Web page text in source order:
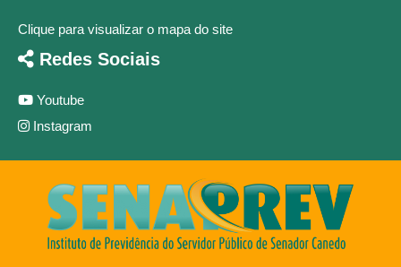
Clique para visualizar o mapa do site
Redes Sociais
Youtube
Instagram